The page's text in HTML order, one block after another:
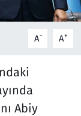
A- A+
Abiy